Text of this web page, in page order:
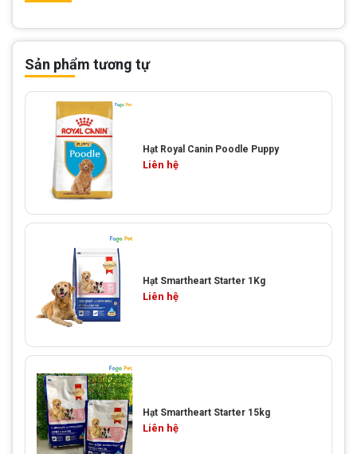
Sản phẩm tương tự
Hạt Royal Canin Poodle Puppy
Liên hệ
Hạt Smartheart Starter 1Kg
Liên hệ
Hạt Smartheart Starter 15kg
Liên hệ